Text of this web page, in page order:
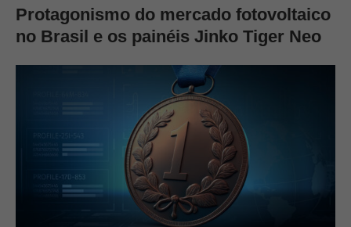
Protagonismo do mercado fotovoltaico
no Brasil e os painéis Jinko Tiger Neo